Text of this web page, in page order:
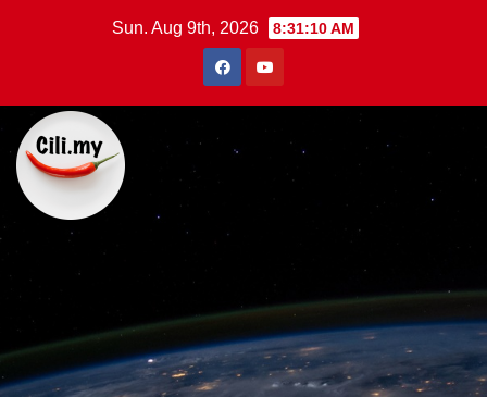
Sun. Aug 9th, 2026 8:31:11 AM